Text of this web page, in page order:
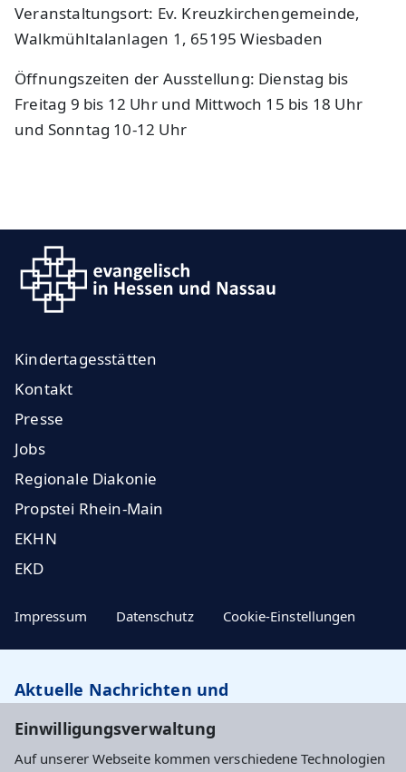
Einwilligungsverwaltung
Auf unserer Webseite kommen verschiedene Technologien
Veranstaltungsort: Ev. Kreuzkirchengemeinde,
Walkmühltalanlagen 1, 65195 Wiesbaden
Öffnungszeiten der Ausstellung: Dienstag bis
Freitag 9 bis 12 Uhr und Mittwoch 15 bis 18 Uhr
und Sonntag 10-12 Uhr
Kindertagesstätten
Kontakt
Presse
Jobs
Regionale Diakonie
Propstei Rhein-Main
EKHN
EKD
Impressum Datenschutz Cookie-Einstellungen
Aktuelle Nachrichten und
Newsletter abonnieren